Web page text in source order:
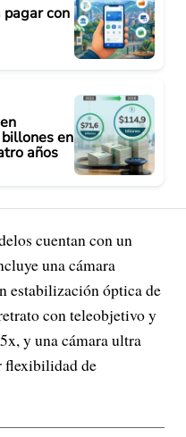
pagar con
en
años
cuentan con un
una cámara
estabilización óptica de
con teleobjetivo y
y una cámara ultra
flexibilidad de